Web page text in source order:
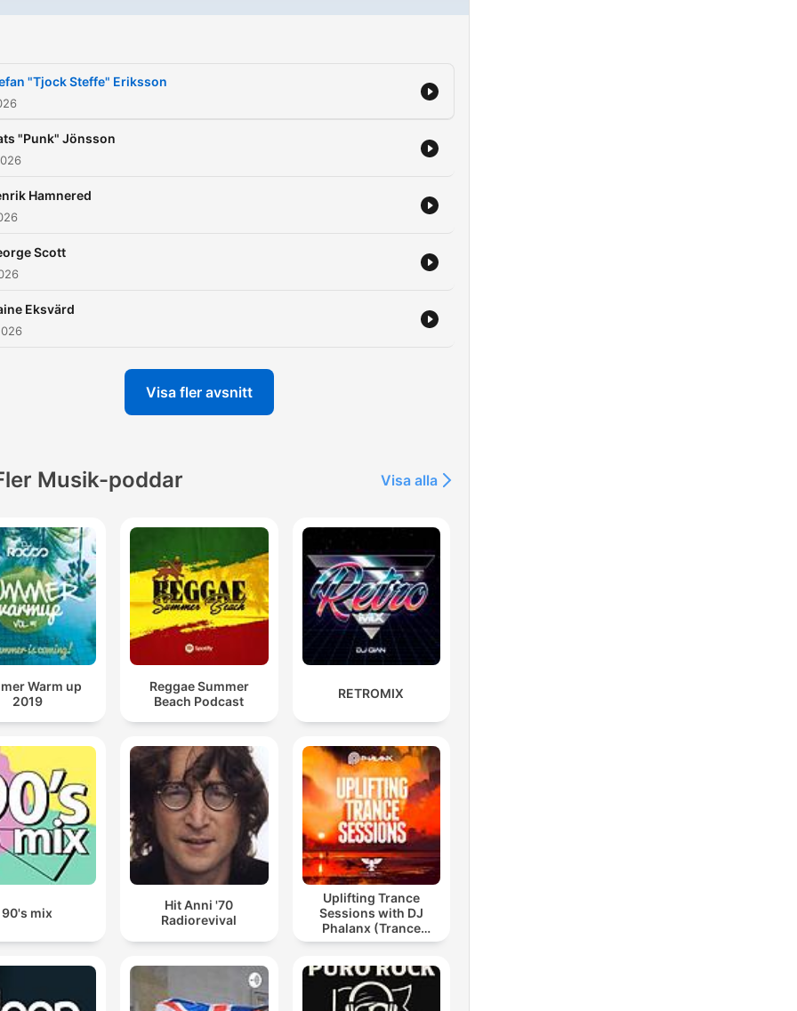
"Tjock Steffe" Eriksson
"Punk" Jönsson
Hamnered
Scott
Eksvärd
Visa fler avsnitt
Musik-poddar Visa alla
Warm up
2019
Reggae Summer
Beach Podcast
RETROMIX
90's mix
Hit Anni '70
Radiorevival
Uplifting Trance
Sessions with DJ
Phalanx (Trance
Podcast)